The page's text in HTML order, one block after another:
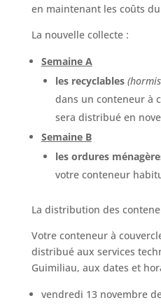
en maintenant les coûts
La nouvelle collecte :
Semaine A
les recyclables
dans un conteneur à
sera distribué en
Semaine B
les ordures
votre conteneur
La distribution des
Votre conteneur à
distribué aux services
Guimiliau, aux dates et
vendredi 13 novembre